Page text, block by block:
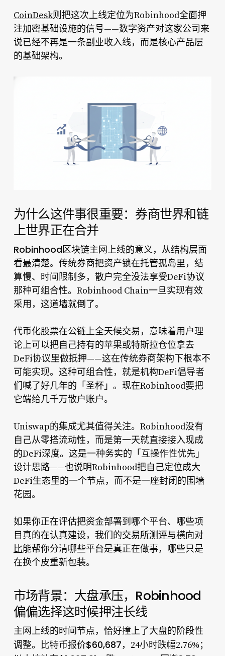
CoinDesk则把这次上线定位为Robinhood全面押
注加密基础设施的信号——数字资产对这家公司来
说已经不再是一条副业收入线，而是核心产品层
的基础架构。
为什么这件事很重要：券商世界和链
上世界正在合并
Robinhood区块链主网上线的意义，从结构层面
看最清楚。传统券商把资产锁在托管孤岛里，结
算慢、时间限制多，散户完全没法享受DeFi协议
那种可组合性。Robinhood Chain一旦实现有效
采用，这道墙就倒了。
代币化股票在公链上全天候交易，意味着用户理
论上可以把自己持有的苹果或特斯拉仓位拿去
DeFi协议里做抵押——这在传统券商架构下根本不
可能实现。这种可组合性，就是机构DeFi倡导者
们喊了好几年的「圣杯」。现在Robinhood要把
它端给几千万散户账户。
Uniswap的集成尤其值得关注。Robinhood没有
自己从零搭流动性，而是第一天就直接接入现成
的DeFi深度。这是一种务实的「互操作性优先」
设计思路——也说明Robinhood把自己定位成大
DeFi生态里的一个节点，而不是一座封闭的围墙
花园。
如果你正在评估把资金部署到哪个平台、哪些项
目真的在认真建设，我们的交易所测评与横向对
比能帮你分清哪些平台是真正在做事，哪些只是
在换个皮重新包装。
市场背景：大盘承压，Robinhood
偏偏选择这时候押注长线
主网上线的时间节点，恰好撞上了大盘的阶段性
调整。 比特币报价$60,687，24小时跌幅2.76%；